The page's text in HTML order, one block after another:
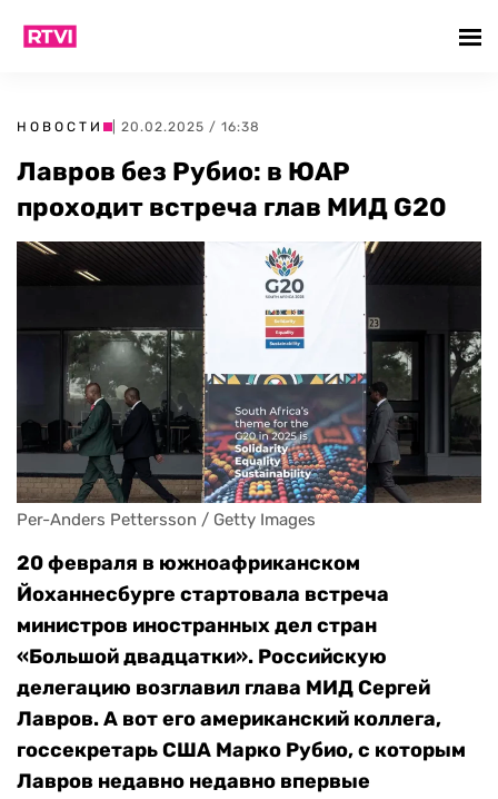
НОВОСТИ | 20.02.2025 / 16:38
Лавров без Рубио: в ЮАР
проходит встреча глав МИД G20
Per-Anders Pettersson / Getty Images
20 февраля в южноафриканском
Йоханнесбурге стартовала встреча
министров иностранных дел стран
«Большой двадцатки». Российскую
делегацию возглавил глава МИД Сергей
Лавров. А вот его американский коллега,
госсекретарь США Марко Рубио, с которым
Лавров недавно недавно впервые